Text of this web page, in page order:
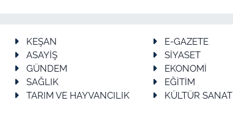
KEŞAN
E-GAZETE
ASAYİŞ
SİYASET
GÜNDEM
EKONOMİ
SAĞLIK
EĞİTİM
TARIM VE HAYVANCILIK
KÜLTÜR SANAT